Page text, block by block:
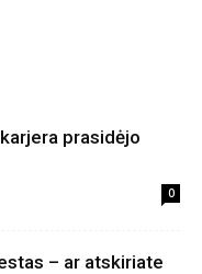
prasidėjo
0
– ar atskiriate